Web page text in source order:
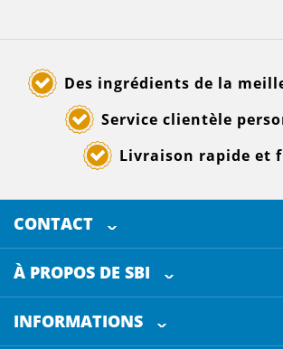
Des ingrédients de la
Service clientèle
Livraison rapide et
CONTACT
SELECTED BREWING INGREDIENTS
Doornhoek 3880
5465 TBVeghel
Les Pays-Bas
À PROPOS DE SBI
INFORMATIONS